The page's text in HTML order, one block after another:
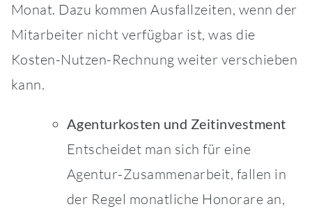
Monat. Dazu kommen Ausfallzeiten, wenn der
Mitarbeiter nicht verfügbar ist, was die
Kosten-Nutzen-Rechnung weiter verschieben
kann.
Agenturkosten und Zeitinvestment
Entscheidet man sich für eine
Agentur-Zusammenarbeit, fallen in
der Regel monatliche Honorare an,